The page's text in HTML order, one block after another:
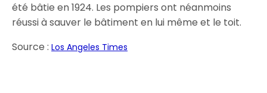
été bâtie en 1924. Les pompiers ont néanmoins
réussi à sauver le bâtiment en lui même et le toit.
Source :Los Angeles Times